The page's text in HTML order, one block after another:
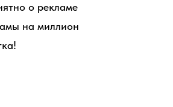
о рекламе
на миллион